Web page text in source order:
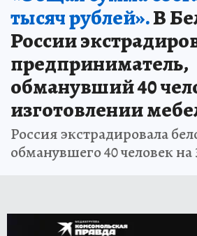
тысяч рублей».В
России
предприниматель,
обманувший 40
изготовлении
Россия экстрадировала
обманувшего 40 человек на